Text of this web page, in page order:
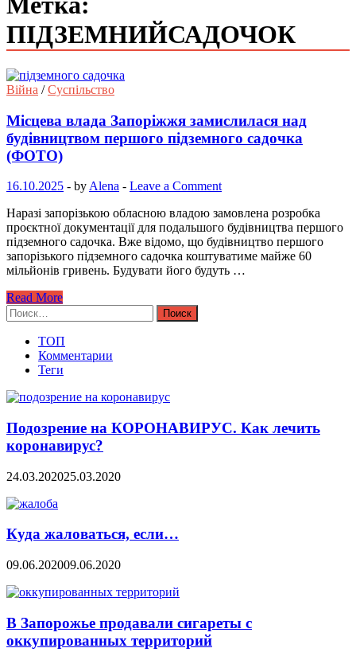
ПІДЗЕМНИЙСАДОЧОК
Війна /Суспільство
Місцева влада Запоріжжя замислилася над
будівництвом першого підземного садочка
(ФОТО)
16.10.2025 - by Alena - Leave a Comment
Наразі запорізькою обласною владою замовлена розробка
проєктної документації для подальшого будівництва першого
підземного садочка. Вже відомо, що будівництво першого
запорізького підземного садочка коштуватиме майже 60
мільйонів гривень. Будувати його будуть …
Read More
Найти:
ТОП
Комментарии
Теги
Подозрение на КОРОНАВИРУС. Как лечить
коронавирус?
24.03.202025.03.2020
Куда жаловаться, если…
09.06.202009.06.2020
В Запорожье продавали сигареты с
оккупированных территорий